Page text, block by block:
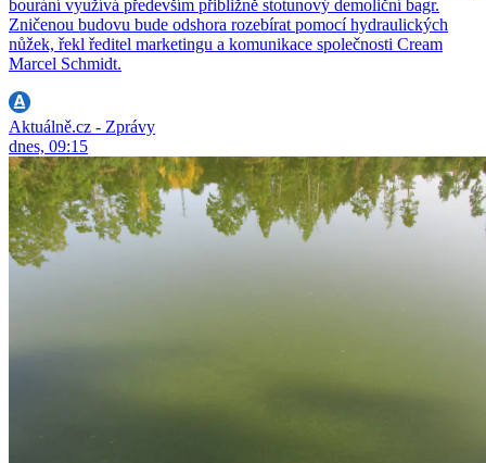
bourání využívá především přibližně stotunový demoliční bagr.
Zničenou budovu bude odshora rozebírat pomocí hydraulických
nůžek, řekl ředitel marketingu a komunikace společnosti Cream
Marcel Schmidt.
Aktuálně.cz - Zprávy
dnes, 09:15